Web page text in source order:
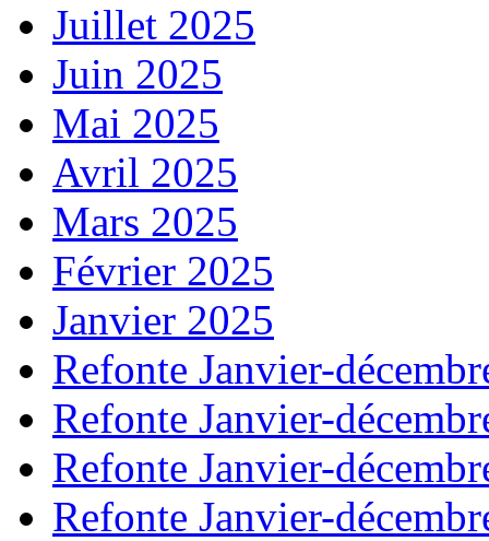
Juillet 2025
Juin 2025
Mai 2025
Avril 2025
Mars 2025
Février 2025
Janvier 2025
Refonte Janvier-
Refonte Janvier-
Refonte Janvier-
Refonte Janvier-